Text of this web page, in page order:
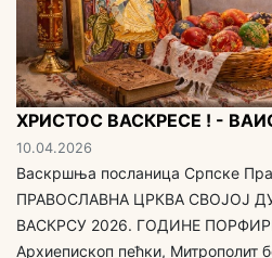
ХРИСТОС ВАСКРЕСЕ ! -
10.04.2026
Васкршња посланица Српске
ПРАВОСЛАВНА ЦРКВА СВОЈОЈ
ВАСКРСУ 2026. ГОДИНЕ
Архиепископ пећки, Митрополит